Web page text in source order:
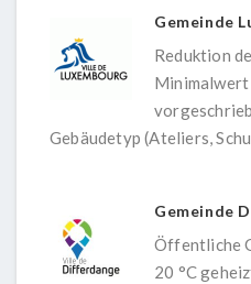
Gemeinde
Reduktion
Gebäudetyp (Ateliers,
Gemeinde
Öffentliche
20 °C